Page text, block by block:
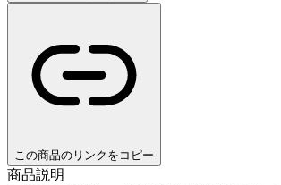
この商品のリンクをコピー
商品説明